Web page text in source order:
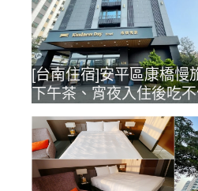
[台南住宿]安平區康橋慢
下午茶、宵夜入住後吃